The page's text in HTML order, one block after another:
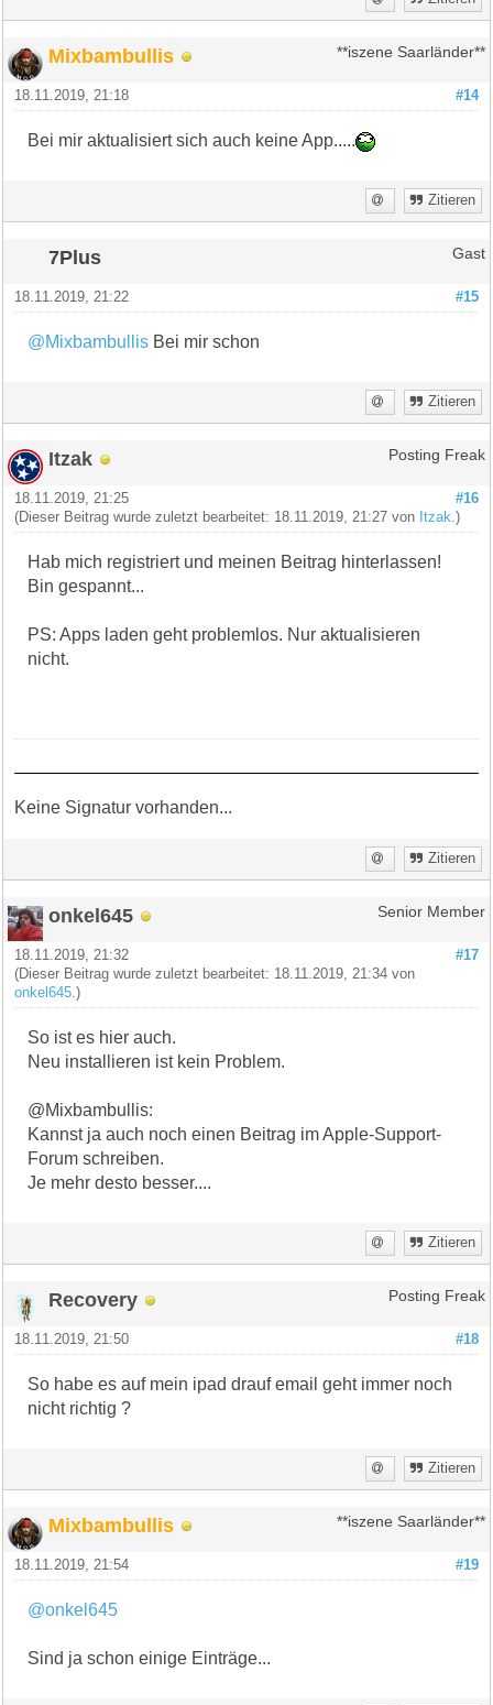
Mixbambullis **iszene Saarländer**
#14
18.11.2019, 21:18
Bei mir aktualisiert sich auch keine App.....
Zitieren
7Plus Gast
#15
18.11.2019, 21:22
@Mixbambullis Bei mir schon
Zitieren
Itzak Posting Freak
#16
18.11.2019, 21:25
(Dieser Beitrag wurde zuletzt bearbeitet: 18.11.2019, 21:27 von Itzak.)
Hab mich registriert und meinen Beitrag hinterlassen!
Bin gespannt...
PS: Apps laden geht problemlos. Nur aktualisieren
nicht.
Keine Signatur vorhanden...
Zitieren
onkel645 Senior Member
#17
18.11.2019, 21:32
(Dieser Beitrag wurde zuletzt bearbeitet: 18.11.2019, 21:34 von
onkel645.)
So ist es hier auch.
Neu installieren ist kein Problem.
@Mixbambullis:
Kannst ja auch noch einen Beitrag im Apple-Support-
Forum schreiben.
Je mehr desto besser....
Zitieren
Recovery Posting Freak
#18
18.11.2019, 21:50
So habe es auf mein ipad drauf email geht immer noch
nicht richtig ?
Zitieren
Mixbambullis **iszene Saarländer**
#19
18.11.2019, 21:54
@onkel645
Sind ja schon einige Einträge...